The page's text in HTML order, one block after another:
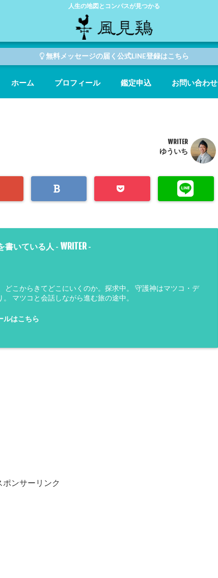
人生の地図とコンパスが見つかる
無料メッセージの届く公式LINE登録はこちら
ホーム プロフィール 鑑定申込 お問い合わせ
WRITER
ゆういち
書いている人 - WRITER-
どこからきてどこにいくのか。探求中。 守護神はマツコ・デ
マツコと会話しながら進む旅の途中。
ルはこちら
ポンサーリンク